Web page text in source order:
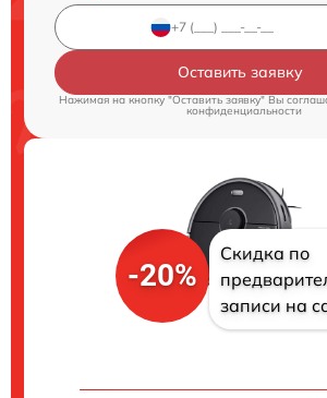
Оставить заявку
Нажимая на кнопку "Оставить заявку" Вы
конфиденциальности
-20%
Скидка по
записи на